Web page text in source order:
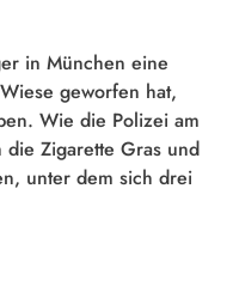
in München eine
geworfen hat,
Wie die Polizei am
die Zigarette Gras und
unter dem sich drei